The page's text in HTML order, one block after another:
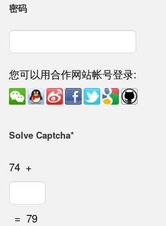
密码
您可以用合作网站帐号登录:
Solve Captcha*
74 +
= 79